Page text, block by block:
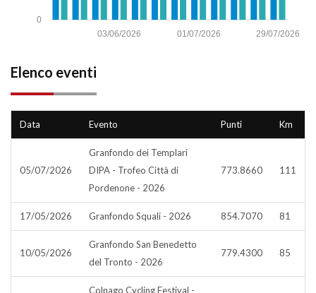
0
29/07/2026
01/07/2026
03/06/2026
Elenco eventi
Data Evento Punti Km
05/07/2026
Granfondo dei Templari
DIPA - Trofeo Città di
Pordenone - 2026
773.8660 111
17/05/2026 Granfondo Squali - 2026 854.7070 81
10/05/2026
Granfondo San Benedetto
del Tronto - 2026
779.4300 85
Colnago Cycling Festival -